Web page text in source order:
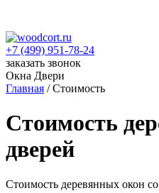
+7 (499) 951-78-24
заказать звонок
Окна Двери
Главная / Стоимость
Стоимость
дверей
Стоимость деревянных окон